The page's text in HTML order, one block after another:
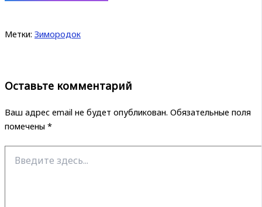
Метки: Зимородок
Оставьте комментарий
Ваш адрес email не будет опубликован. Обязательные поля
помечены *
здесь...